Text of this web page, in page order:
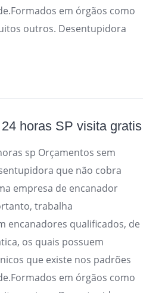
em órgãos como
outros. Desentupidora
horas SP visita gratis
sp Orçamentos sem
que não cobra
empresa de encanador
trabalha
encanadores qualificados, de
os quais possuem
que existe nos padrões
em órgãos como